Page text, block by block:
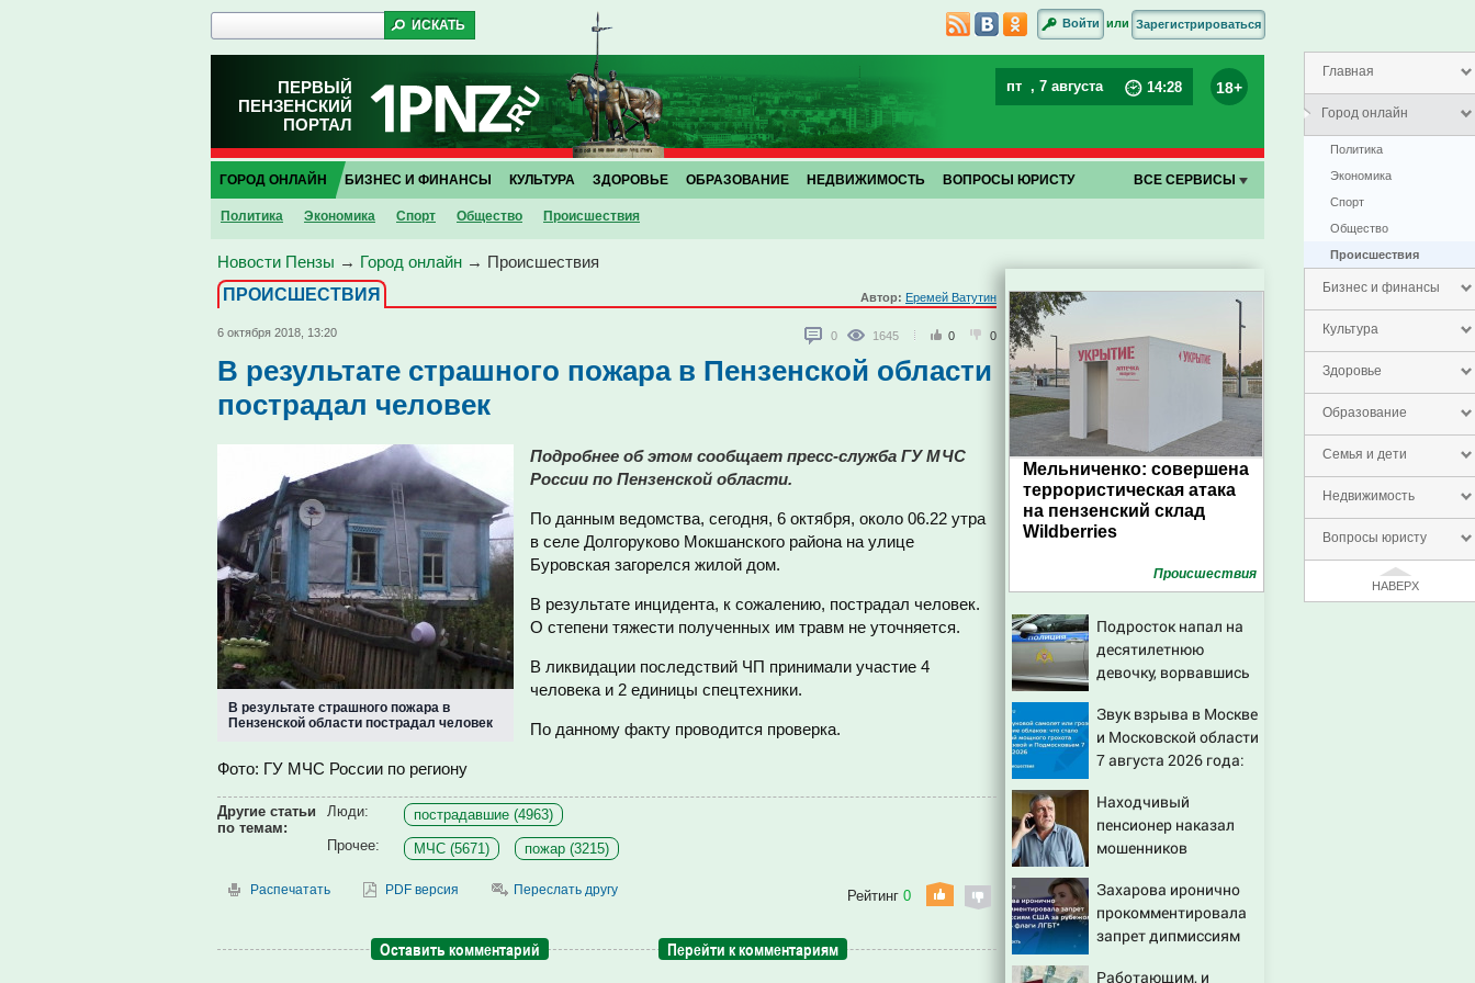
Главная
Город онлайн
Политика
Экономика
Спорт
Общество
Проиcшествия
Бизнес и финансы
Культура
Здоровье
Образование
Семья и дети
Недвижимость
Вопросы юристу
НАВЕРХ
Войти или Зарегистрироваться
ПЕРВЫЙ
ПЕНЗЕНСКИЙ
ПОРТАЛ
пт , 7 августа 14:28 18+
ГОРОД ОНЛАЙН
Политика Экономика Спорт Общество Проиcшествия
БИЗНЕС И ФИНАНСЫ КУЛЬТУРА ЗДОРОВЬЕ ОБРАЗОВАНИЕ НЕДВИЖИМОСТЬ ВОПРОСЫ ЮРИСТУ ВСЕ СЕРВИСЫ
Новости Пензы → Город онлайн → Проиcшествия
ПРОИCШЕСТВИЯ
Автор: Еремей Ватутин
6 октября 2018, 13:20 0 1645 0 0
В результате страшного пожара в Пензенской области
пострадал человек
В результате страшного пожара в
Пензенской области пострадал человек
Подробнее об этом сообщает пресс-служба ГУ МЧС
России по Пензенской области.
По данным ведомства, сегодня, 6 октября, около 06.22 утра
в селе Долгоруково Мокшанского района на улице
Буровская загорелся жилой дом.
В результате инцидента, к сожалению, пострадал человек.
О степени тяжести полученных им травм не уточняется.
В ликвидации последствий ЧП принимали участие 4
человека и 2 единицы спецтехники.
По данному факту проводится проверка.
Фото: ГУ МЧС России по региону
Другие статьи
по темам:
Люди:
пострадавшие (4963)
Прочее:
МЧС (5671) пожар (3215)
Распечатать PDF версия Переслать другу Рейтинг 0
Оставить комментарий Перейти к комментариям
Мельниченко: совершена
террористическая атака
на пензенский склад
Wildberries
Проиcшествия
Подросток напал на
десятилетнюю
девочку, ворвавшись
Звук взрыва в Москве
и Московской области
7 августа 2026 года:
откуда был громкий
хлопок
Находчивый
пенсионер наказал
мошенников
способом
Захарова иронично
прокомментировала
запрет дипмиссиям
Работающим, и